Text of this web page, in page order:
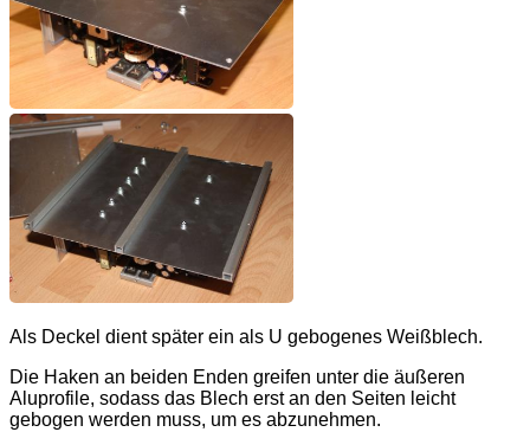
Als Deckel dient später ein als U gebogenes Weißblech.
Die Haken an beiden Enden greifen unter die äußeren
Aluprofile, sodass das Blech erst an den Seiten leicht
gebogen werden muss, um es abzunehmen.